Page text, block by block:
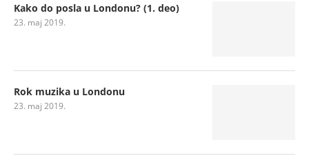
Kako do posla u Londonu? (1. deo)
23. maj 2019.
Rok muzika u Londonu
23. maj 2019.